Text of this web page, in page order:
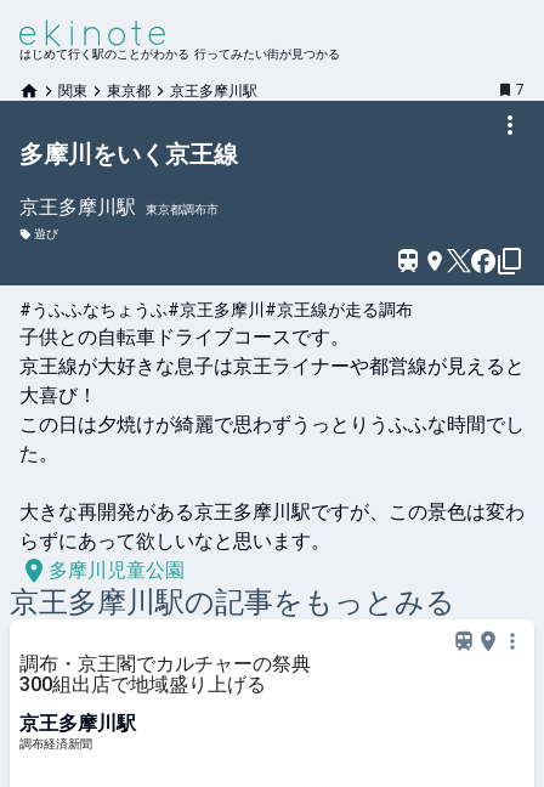
はじめて行く駅のことがわかる 行ってみたい街が見つかる
関東 東京都 京王多摩川駅 7
多摩川をいく京王線
京王多摩川駅
東京都調布市
遊び
#うふふなちょうふ#京王多摩川 #京王線が走る調布
子供との自転車ドライブコースです。
京王線が大好きな息子は京王ライナーや都営線が見えると
大喜び！
この日は夕焼けが綺麗で思わずうっとりうふふな時間でし
た。
大きな再開発がある京王多摩川駅ですが、この景色は変わ
多摩川児童公園
京王多摩川駅の記事をもっとみる
調布・京王閣でカルチャーの祭典
300組出店で地域盛り上げる
京王多摩川駅
調布経済新聞